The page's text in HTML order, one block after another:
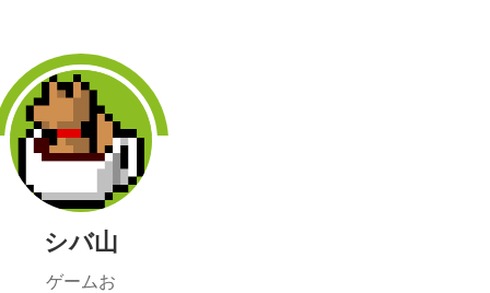
シバ山
ゲームお